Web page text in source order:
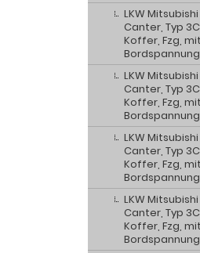
LKW
Canter, Typ
Koffer, Fzg,
LKW
Canter, Typ
Koffer, Fzg,
LKW
Canter, Typ
Koffer, Fzg,
Bordspannung
LKW
Canter, Typ
Koffer, Fzg,